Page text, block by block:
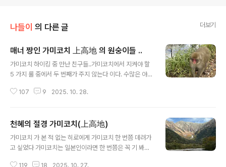
나들이 의 다른 글 더보기
매너 짱인 가미코치 上高地 의 원숭이들 ..
가미코치 하이킹 중 만난 친구들..가미코치에서 지켜야 할
5 가지 룰 중에서 두 번째가 주지 않는다 이다. 수많은 야생
인데 사람들이 먹이를 주지 않는데도 아예 사람을 경계하
을 하나 뜯더니 한 입 쓱 먹어 보더니 맛이 없는지 뱉어 버
리더라는 ….왜 먹이를 주지 말라는 가미코치의 룰을 정해
서 강하게 규제를 하는지 알 것 같다일본의 유명 관광지인
은 완전 양아치다 관광객이 들고 있는 비닐봉지를 채 가기
107 9 2025. 10. 28.
천혜의 절경 가미코치(上高地)
가미코치 가 본 적 없는 히로에게 가미코치 한 번쯤 데려가
고 싶었다 가미코치는 일본인이라면 한 번쯤은 꼭 기 봐야
119 18 2025. 10. 27.